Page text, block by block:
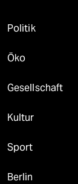
Politik
Öko
Gesellschaft
Kultur
Sport
Berlin